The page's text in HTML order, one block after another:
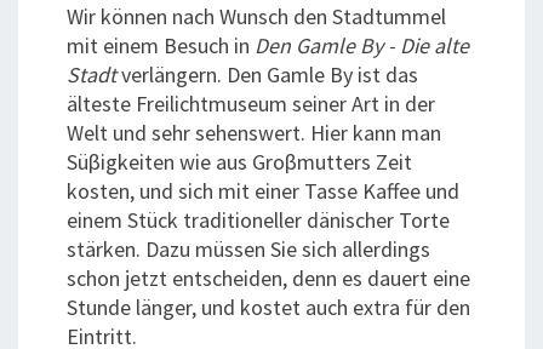
Wir können nach Wunsch den Stadtummel
mit einem Besuch in Den Gamle By - Die alte
Stadtverlängern. Den Gamle By ist das
älteste Freilichtmuseum seiner Art in der
Welt und sehr sehenswert. Hier kann man
Süβigkeiten wie aus Groβmutters Zeit
kosten, und sich mit einer Tasse Kaffee und
einem Stück traditioneller dänischer Torte
stärken. Dazu müssen Sie sich allerdings
schon jetzt entscheiden, denn es dauert eine
Stunde länger, und kostet auch extra für den
Eintritt.